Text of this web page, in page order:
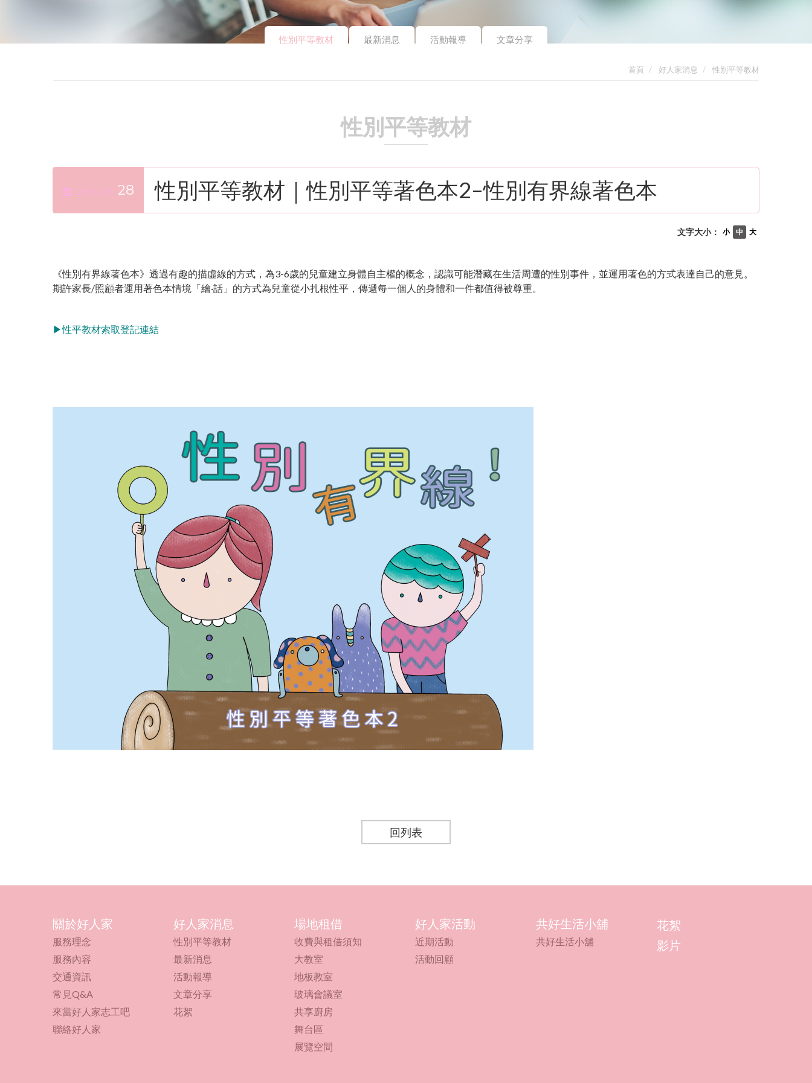
性別平等教材 最新消息 活動報導 文章分享
首頁 好人家消息 性別平等教材
性別平等教材
2024 03 28 性別平等教材｜性別平等著色本2–性別有界線著色本
大
中
小
文字大小：
《性別有界線著色本》透過有趣的描虛線的方式，為3-6歲的兒童建立身體自主權的概念，認識可能潛藏在生活周遭的性別事件，並運用著色的方式表達自己的意見。
期許家長/照顧者運用著色本情境「繪·話」的方式為兒童從小扎根性平，傳遞每一個人的身體和一件都值得被尊重。
▶性平教材索取登記連結
回列表
關於好人家
服務理念
服務內容
交通資訊
常見Q&A
來當好人家志工吧
聯絡好人家
好人家消息
性別平等教材
最新消息
活動報導
文章分享
花絮
場地租借
收費與租借須知
大教室
地板教室
玻璃會議室
共享廚房
舞台區
展覽空間
好人家活動
近期活動
活動回顧
共好生活小舖
共好生活小舖
花絮
影片